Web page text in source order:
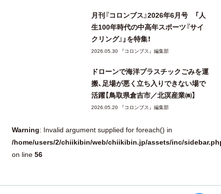
月刊『コロンブス』2026年6月号 「人
生100年時代の中高年スポーツ『サイ
クリング』」を特集！
2026.05.30 『コロンブス』編集部
ドローンで海洋プラスチックごみを運
搬、足場が悪く立ち入りできない場で
活躍【鳥取県倉吉市／北溟産業㈱】
2026.05.20 『コロンブス』編集部
Warning: Invalid argument supplied for foreach() in
/home/users/2/chiikibin/web/chiikibin.jp/assets/inc/
on line 56